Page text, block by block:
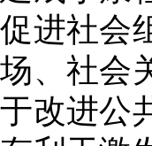
进社会
、社会
改进公